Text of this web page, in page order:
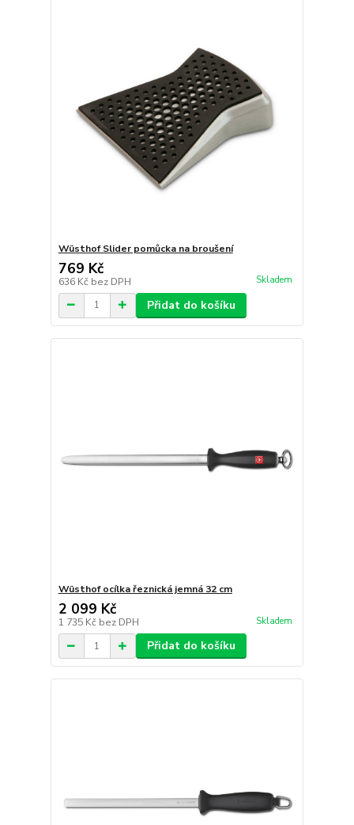
Wüsthof Slider pomůcka na broušení
769 Kč
636 Kč bez DPH Skladem
Přidat do košíku
Wüsthof ocílka řeznická jemná 32 cm
2 099 Kč
1 735 Kč bez DPH Skladem
Přidat do košíku